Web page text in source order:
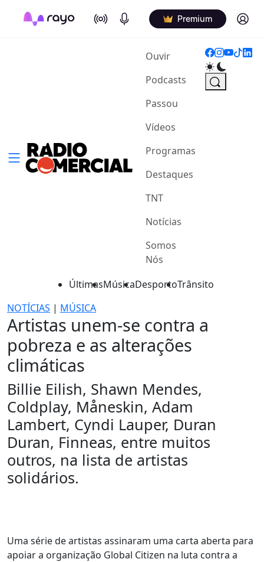
On Air Podcasts Premium Log in
Ouvir(current)
Podcasts
Passou
Vídeos
Programas
Destaques
TNT
Notícias
Somos
Nós
ÚltimasMúsicaDesportoTrânsito
NOTÍCIAS | MÚSICA
Artistas unem-se contra a
pobreza e as alterações
climáticas
Billie Eilish, Shawn Mendes,
Coldplay, Måneskin, Adam
Lambert, Cyndi Lauper, Duran
Duran, Finneas, entre muitos
outros, na lista de artistas
solidários.
Uma série de artistas assinaram uma carta aberta para
apoiar a organização Global Citizen na luta contra a